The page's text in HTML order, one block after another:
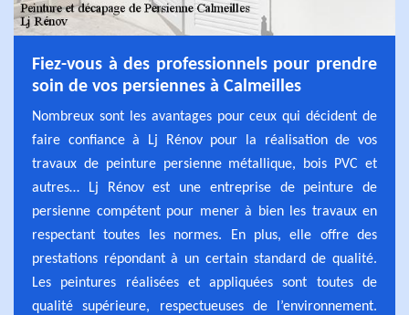
Fiez-vous à des professionnels pour prendre
soin de vos persiennes à Calmeilles
Nombreux sont les avantages pour ceux qui décident de
faire confiance à Lj Rénov pour la réalisation de vos
travaux de peinture persienne métallique, bois PVC et
autres… Lj Rénov est une entreprise de peinture de
persienne compétent pour mener à bien les travaux en
respectant toutes les normes. En plus, elle offre des
prestations répondant à un certain standard de qualité.
Les peintures réalisées et appliquées sont toutes de
qualité supérieure, respectueuses de l’environnement.